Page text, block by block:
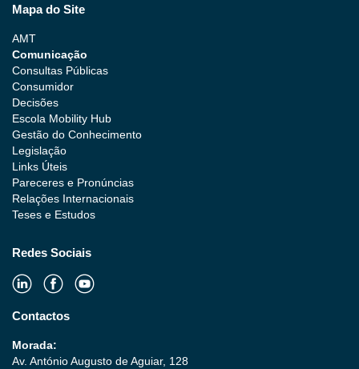
Mapa do Site
AMT
Comunicação
Consultas Públicas
Consumidor
Decisões
Escola Mobility Hub
Gestão do Conhecimento
Legislação
Links Úteis
Pareceres e Pronúncias
Relações Internacionais
Teses e Estudos
Redes Sociais
Contactos
Morada:
Av. António Augusto de Aguiar, 128